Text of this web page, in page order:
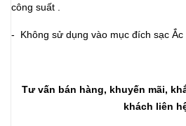
công suất .
- Không sử dụng vào mục đích sạc Ắc
Tư vấn bán hàng, khuyến mãi,
khách liên